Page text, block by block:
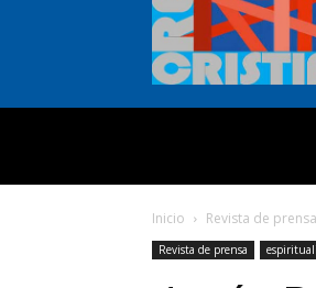
Inicio Revista de prensa
Revista de prensa